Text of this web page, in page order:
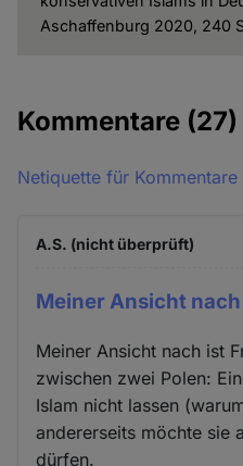
Aschaffenburg 2020, 240
Kommentare (27)
Netiquette für Kommentare
A.S. (nicht überprüft)
Meiner Ansicht
Meiner Ansicht nach ist
zwischen zwei Polen:
Islam nicht lassen
andererseits möchte sie
dürfen.